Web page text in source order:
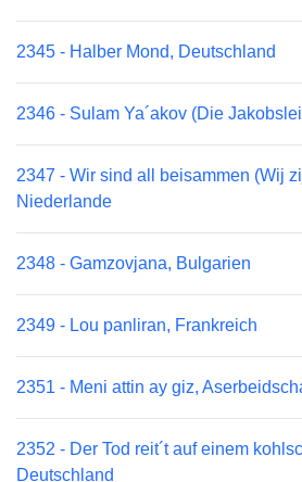
2345 - Halber Mond, Deutschland
2346 - Sulam Ya´akov (Die
2347 - Wir sind all beisammen (Wij
Niederlande
2348 - Gamzovjana, Bulgarien
2349 - Lou panliran, Frankreich
2351 - Meni attin ay giz,
2352 - Der Tod reit´t auf einem
Deutschland